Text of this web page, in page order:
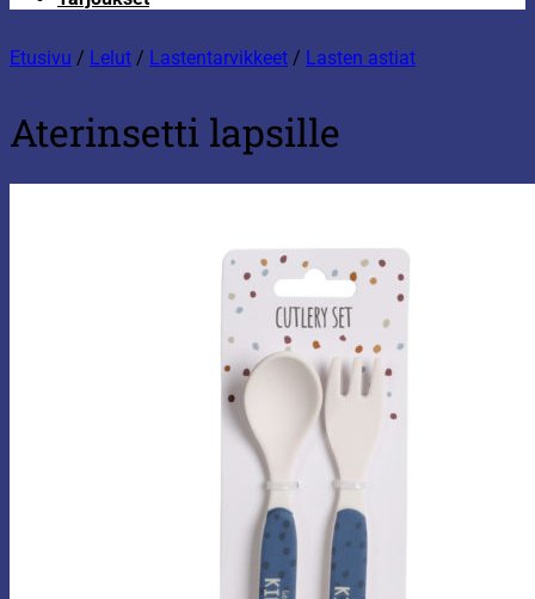
Etusivu / Lelut / Lastentarvikkeet / Lasten astiat
Aterinsetti lapsille